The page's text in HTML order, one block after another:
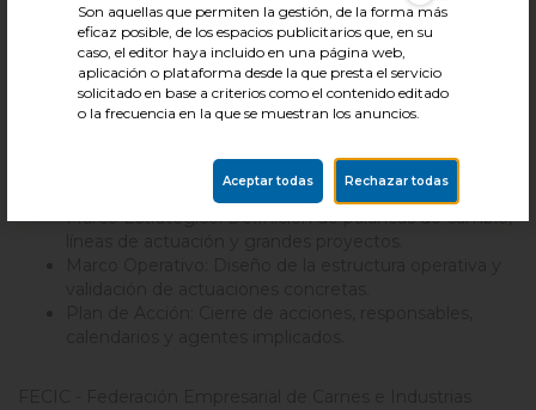
¿Cómo se está llevando a cabo?
El PEPPMAC se desarrollará en cuatro fases:
Diagnóstico: Análisis inicial del sistema alimentario y
recogida de información con los agentes del sector.
Marco Estratégico: Definición de palancas de cambio,
Son aquellas que permiten la gestión, de la forma más
eficaz posible, de los espacios publicitarios que, en su
caso, el editor haya incluido en una página web,
aplicación o plataforma desde la que presta el servicio
solicitado en base a criterios como el contenido editado
o la frecuencia en la que se muestran los anuncios.
Rechazar todas
Aceptar todas